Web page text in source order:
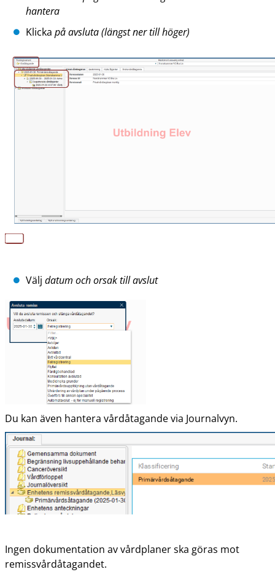
hantera
Klicka på avsluta (längst ner till höger)
Välj datum och orsak till avslut
Du kan även hantera vårdåtagande via Journalvyn.
Ingen dokumentation av vårdplaner ska göras mot
remissvårdåtagandet.